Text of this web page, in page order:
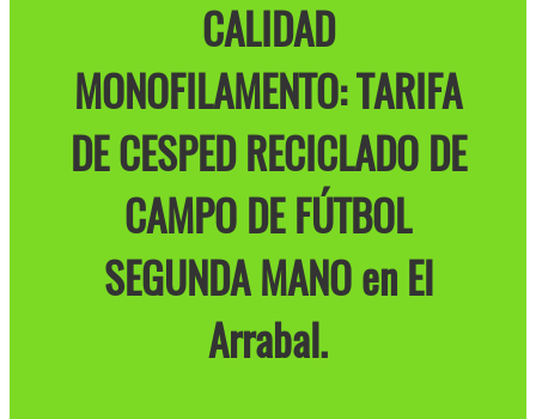
CALIDAD
MONOFILAMENTO: TARIFA
DE CESPED RECICLADO DE
CAMPO DE FÚTBOL
SEGUNDA MANO en El
Arrabal.